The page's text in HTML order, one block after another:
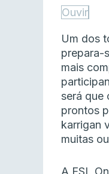
Ouvir
Um dos
prepara-
mais
será que
prontos
karrigan
muitas